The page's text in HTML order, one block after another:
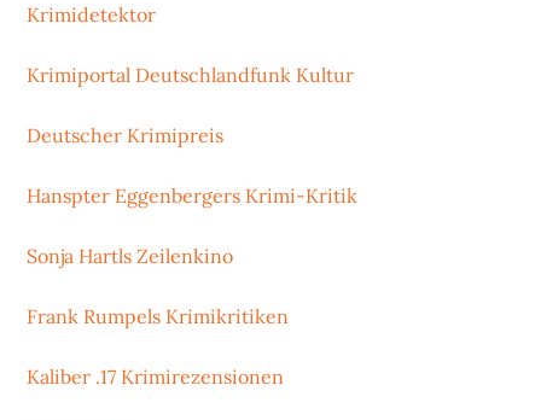
Krimidetektor
Krimiportal Deutschlandfunk Kultur
Deutscher Krimipreis
Hanspter Eggenbergers Krimi-Kritik
Sonja Hartls Zeilenkino
Frank Rumpels Krimikritiken
Kaliber .17 Krimirezensionen